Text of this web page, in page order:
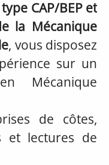
CAP/BEP et
la Mécanique
, vous disposez
sur un
Mécanique
de côtes,
et lectures de